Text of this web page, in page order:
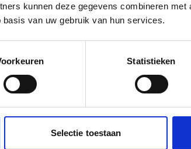
kunnen deze gegevens combineren met
van uw gebruik van hun services.
Statistieken
Selectie toestaan
Julianatoren?
maar al in de